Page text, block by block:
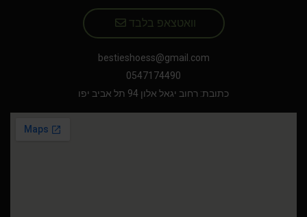
וואטצאפ בלבד
bestieshoess@gmail.com
0547174490
כתובת: רחוב יגאל אלון 94 תל אביב יפו